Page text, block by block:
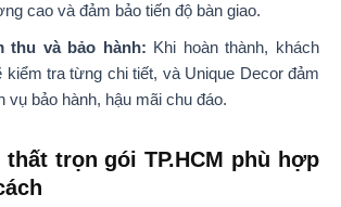
cao và đảm bảo tiến độ bàn giao.
thu và bảo hành: Khi hoàn thành, khách
kiểm tra từng chi tiết, và Unique Decor đảm
vụ bảo hành, hậu mãi chu đáo.
trọn gói TP.HCM phù hợp